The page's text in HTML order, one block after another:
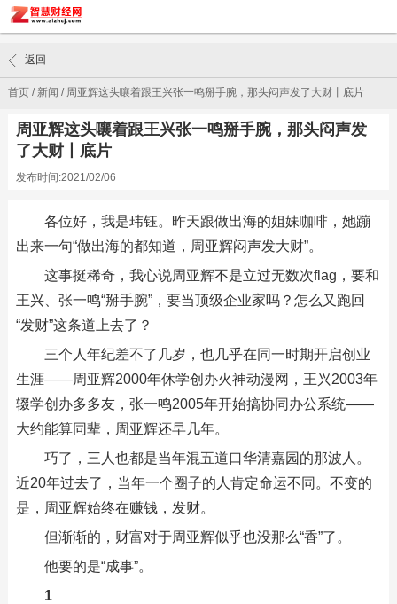
首页/ 新闻 / 周亚辉这头嚷着跟王兴张一鸣掰手腕，那头闷声发了大财丨底片
返回
周亚辉这头嚷着跟王兴张一鸣掰手腕，那头闷声发
了大财丨底片
发布时间:2021/02/06
各位好，我是玮钰。昨天跟做出海的姐妹咖啡，她蹦
出来一句“做出海的都知道，周亚辉闷声发大财”。
这事挺稀奇，我心说周亚辉不是立过无数次flag，要和
王兴、张一鸣“掰手腕”，要当顶级企业家吗？怎么又跑回
“发财”这条道上去了？
三个人年纪差不了几岁，也几乎在同一时期开启创业
生涯——周亚辉2000年休学创办火神动漫网，王兴2003年
辍学创办多多友，张一鸣2005年开始搞协同办公系统——
大约能算同辈，周亚辉还早几年。
巧了，三人也都是当年混五道口华清嘉园的那波人。
近20年过去了，当年一个圈子的人肯定命运不同。不变的
是，周亚辉始终在赚钱，发财。
但渐渐的，财富对于周亚辉似乎也没那么“香”了。
他要的是“成事”。
1